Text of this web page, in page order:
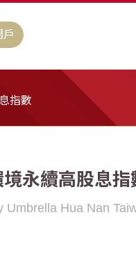
戶
指數
永續高股息
Hua Nan